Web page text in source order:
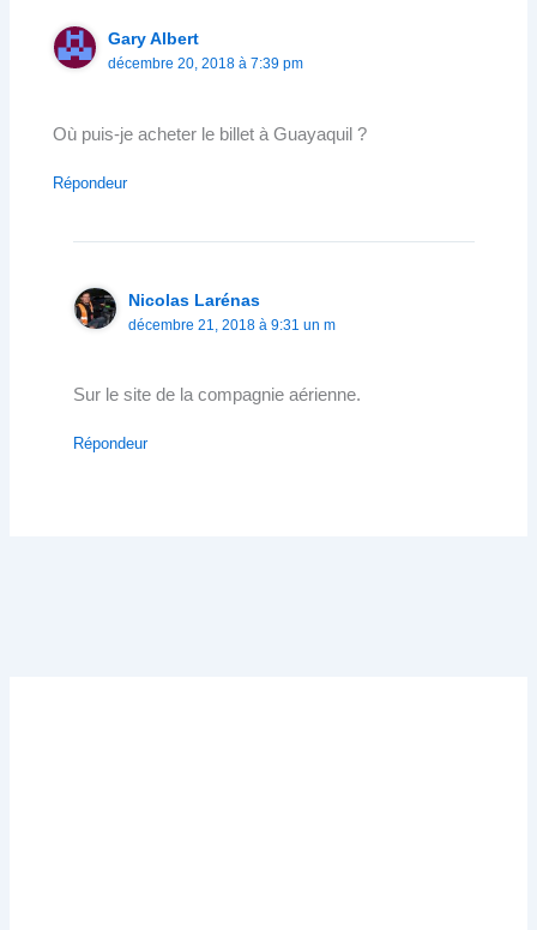
Gary Albert
décembre 20, 2018 à 7:39 pm
Où puis-je acheter le billet à Guayaquil ?
Répondeur
Nicolas Larénas
décembre 21, 2018 à 9:31 un m
Sur le site de la compagnie aérienne.
Répondeur